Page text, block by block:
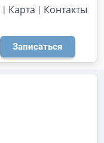
Карта Контакты
Записаться